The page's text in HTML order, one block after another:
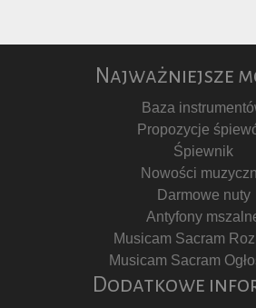
Najważniejsze
Baza
Propozycje
Śpiewnik
Nowości
Darmowe nuty
Antyfony
Musicam Sacram
Musicam Sacram
Dodatkowe